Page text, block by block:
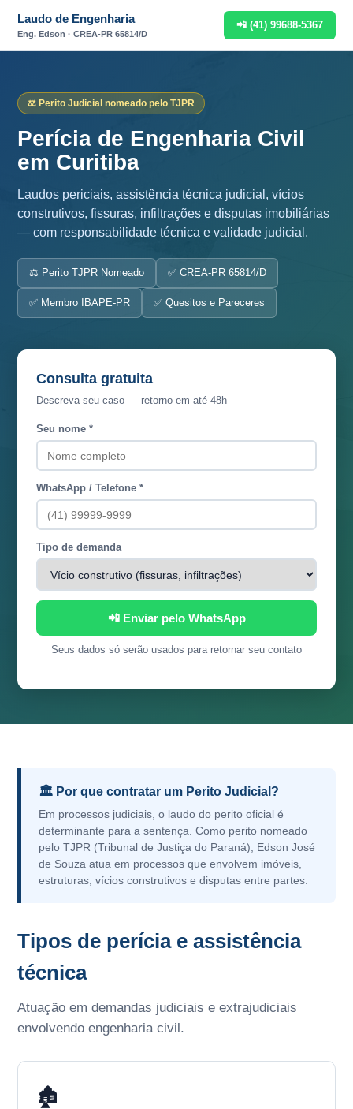
Laudo de Engenharia
Eng. Edson · CREA-PR 65814/D
📲 (41) 99688-5367
⚖️ Perito Judicial nomeado pelo TJPR
Perícia de Engenharia Civil
em Curitiba
Laudos periciais, assistência técnica judicial, vícios
construtivos, fissuras, infiltrações e disputas imobiliárias
— com responsabilidade técnica e validade judicial.
⚖️ Perito TJPR Nomeado ✅ CREA-PR 65814/D
✅ Membro IBAPE-PR ✅ Quesitos e Pareceres
Consulta gratuita
Descreva seu caso — retorno em até 48h
Seu nome *
WhatsApp / Telefone *
Tipo de demanda
📲 Enviar pelo WhatsApp
Seus dados só serão usados para retornar seu contato
🏛️ Por que contratar um Perito Judicial?
Em processos judiciais, o laudo do perito oficial é
determinante para a sentença. Como perito nomeado
pelo TJPR (Tribunal de Justiça do Paraná), Edson José
de Souza atua em processos que envolvem imóveis,
estruturas, vícios construtivos e disputas entre partes.
Tipos de perícia e assistência
técnica
Atuação em demandas judiciais e extrajudiciais
envolvendo engenharia civil.
🏚️